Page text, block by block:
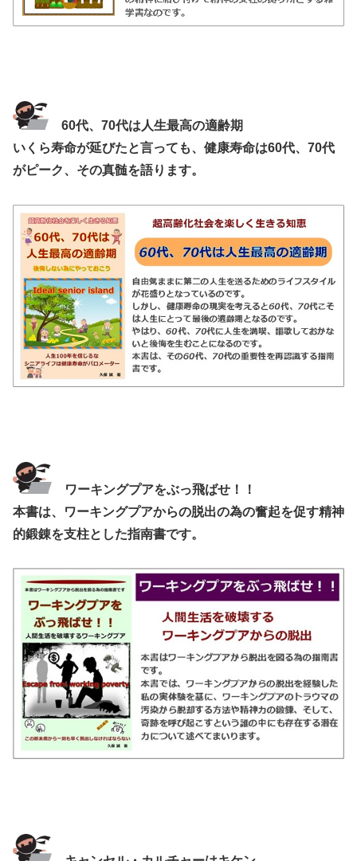
60代、70代は人生最高の適齢期
いくら寿命が延びたと言っても、健康寿命は60代、70代
がピーク、その真髄を語ります。
ワーキングプアをぶっ飛ばせ！！
本書は、ワーキングプアからの脱出の為の奮起を促す精神
的鍛錬を支柱とした指南書です。